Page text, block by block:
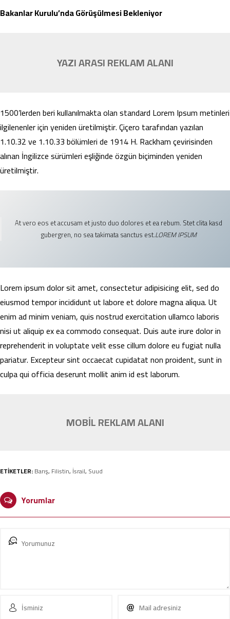
Bakanlar Kurulu’nda Görüşülmesi Bekleniyor
YAZI ARASI REKLAM ALANI
1500’lerden beri kullanılmakta olan standard Lorem Ipsum metinleri
ilgilenenler için yeniden üretilmiştir. Çiçero tarafından yazılan
1.10.32 ve 1.10.33 bölümleri de 1914 H. Rackham çevirisinden
alınan İngilizce sürümleri eşliğinde özgün biçiminden yeniden
üretilmiştir.
At vero eos et accusam et justo duo dolores et ea rebum. Stet clita kasd
gubergren, no sea takimata sanctus est.LOREM IPSUM
Lorem ipsum dolor sit amet, consectetur adipisicing elit, sed do
eiusmod tempor incididunt ut labore et dolore magna aliqua. Ut
enim ad minim veniam, quis nostrud exercitation ullamco laboris
nisi ut aliquip ex ea commodo consequat. Duis aute irure dolor in
reprehenderit in voluptate velit esse cillum dolore eu fugiat nulla
pariatur. Excepteur sint occaecat cupidatat non proident, sunt in
culpa qui officia deserunt mollit anim id est laborum.
MOBİL REKLAM ALANI
ETİKETLER:Barış, Filistin, İsrail, Suud
Yorumlar